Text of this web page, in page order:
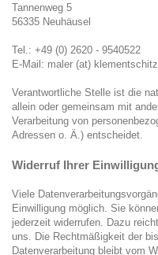
Tannenweg 5
56335 Neuhäusel
Tel.: +49 (0) 2620 - 9540522
E-Mail: maler (at)
Verantwortliche Stelle ist die
allein oder gemeinsam mit
Verarbeitung von
Adressen o. Ä.) entscheidet.
Widerruf Ihrer
Viele
Einwilligung möglich. Sie
jederzeit widerrufen. Dazu
uns. Die Rechtmäßigkeit der
Datenverarbeitung bleibt vom